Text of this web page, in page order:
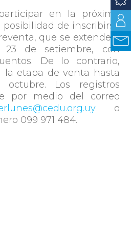
en la próxima
de inscribirse
que se extenderá
23 de setiembre, con
De lo contrario,
la etapa de venta hasta
Los registros
por medio del correo
o
099 971 484.